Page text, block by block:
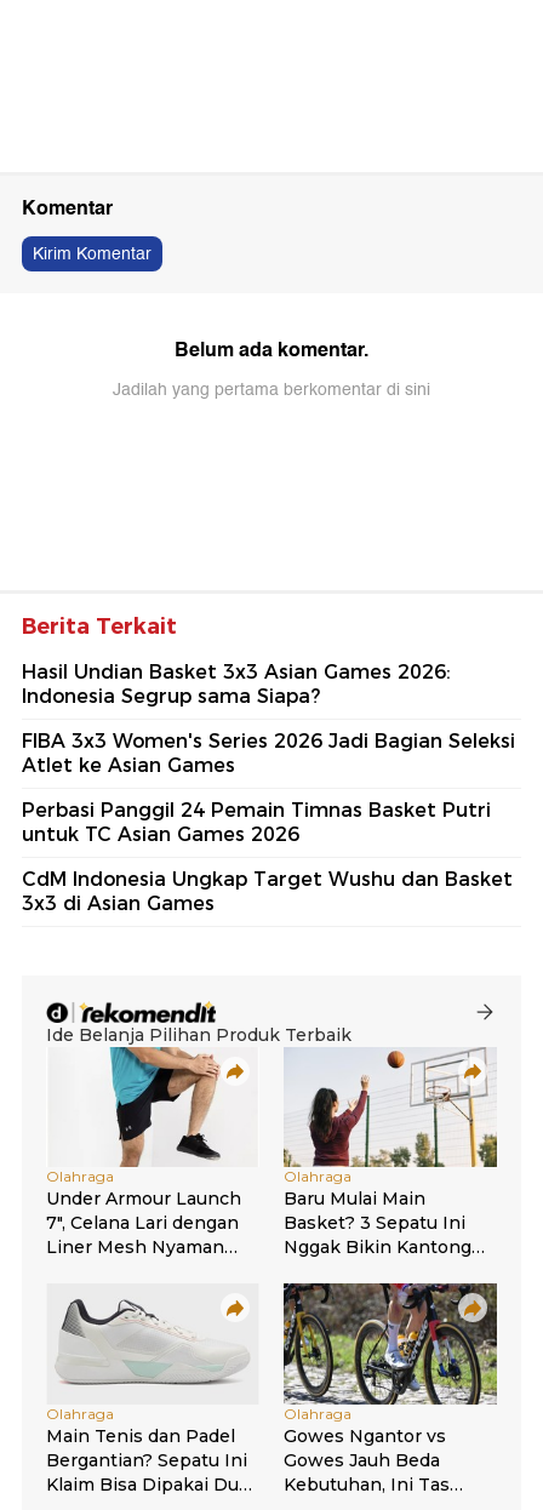
Komentar
Kirim Komentar
Belum ada komentar.
Jadilah yang pertama berkomentar di sini
Berita Terkait
Hasil Undian Basket 3x3 Asian Games 2026:
Indonesia Segrup sama Siapa?
FIBA 3x3 Women's Series 2026 Jadi Bagian Seleksi
Atlet ke Asian Games
Perbasi Panggil 24 Pemain Timnas Basket Putri
untuk TC Asian Games 2026
CdM Indonesia Ungkap Target Wushu dan Basket
3x3 di Asian Games